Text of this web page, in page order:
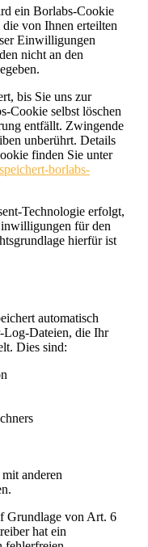
ein Borlabs-Cookie
von Ihnen erteilten
Einwilligungen
nicht an den
bis Sie uns zur
Cookie selbst löschen
entfällt. Zwingende
unberührt. Details
finden Sie unter
borlabs-
Technologie erfolgt,
für den
hierfür ist
automatisch
Log-Dateien, die Ihr
Dies sind:
anderen
Grundlage von Art. 6
hat ein